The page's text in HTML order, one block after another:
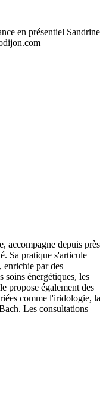
en présentiel Sandrine
accompagne depuis près
Sa pratique s'articule
enrichie par des
soins énergétiques, les
propose également des
comme l'iridologie, la
Les consultations